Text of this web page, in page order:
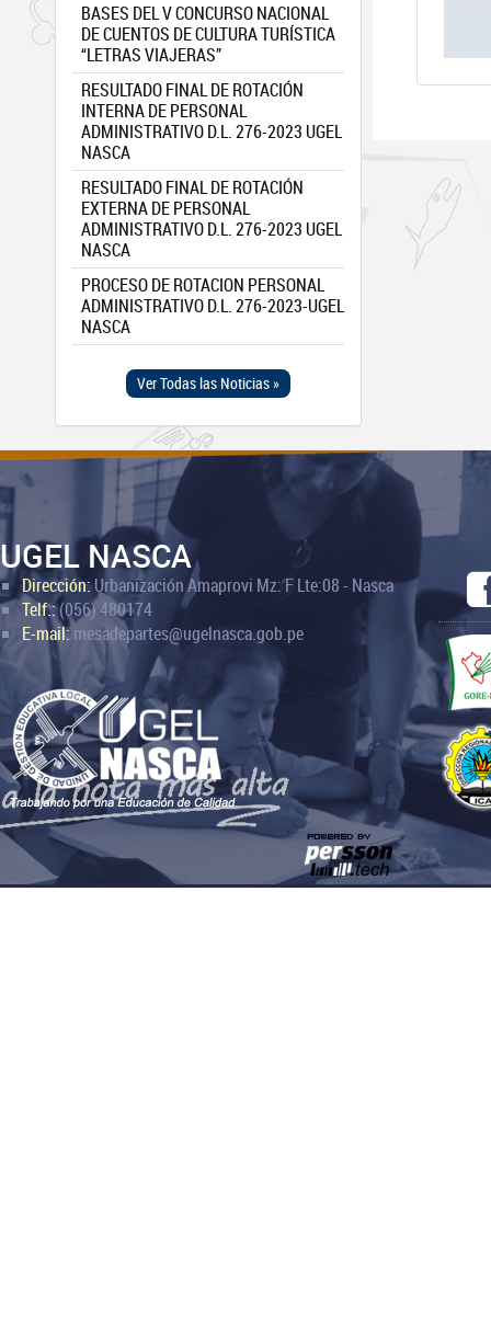
BASES DEL V CONCURSO NACIONAL
DE CUENTOS DE CULTURA TURÍSTICA
“LETRAS VIAJERAS”
RESULTADO FINAL DE ROTACIÓN
INTERNA DE PERSONAL
ADMINISTRATIVO D.L. 276-2023 UGEL
NASCA
RESULTADO FINAL DE ROTACIÓN
EXTERNA DE PERSONAL
ADMINISTRATIVO D.L. 276-2023 UGEL
NASCA
PROCESO DE ROTACION PERSONAL
ADMINISTRATIVO D.L. 276-2023-UGEL
NASCA
Ver Todas las Noticias »
UGEL NASCA
Dirección:Urbanización Amaprovi Mz: F Lte:08 - Nasca
Telf.:(056) 480174
E-mail:mesadepartes@ugelnasca.gob.pe